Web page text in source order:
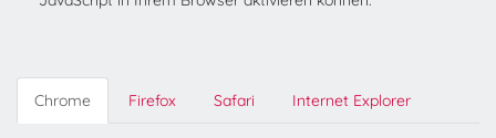
Chrome Firefox Safari Internet Explorer